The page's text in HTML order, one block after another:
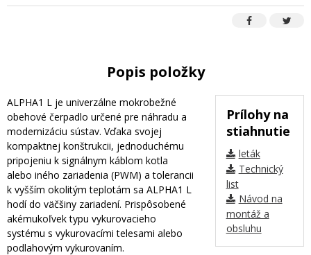
Popis položky
Prílohy na
stiahnutie
leták
Technický
list
Návod na
montáž a
obsluhu
ALPHA1 L je univerzálne mokrobežné
obehové čerpadlo určené pre náhradu a
modernizáciu sústav. Vďaka svojej
kompaktnej konštrukcii, jednoduchému
pripojeniu k signálnym káblom kotla
alebo iného zariadenia (PWM) a tolerancii
k vyšším okolitým teplotám sa ALPHA1 L
hodí do väčšiny zariadení. Prispôsobené
akémukoľvek typu vykurovacieho
systému s vykurovacími telesami alebo
podlahovým vykurovaním.